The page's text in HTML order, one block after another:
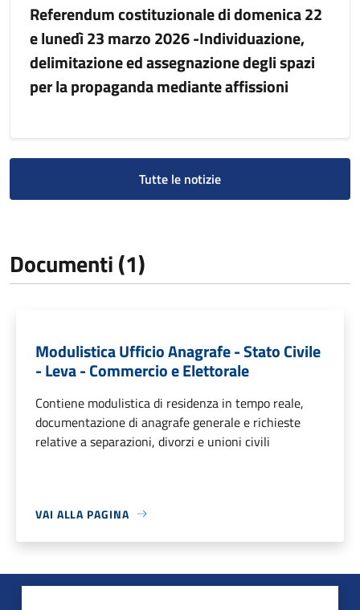
Referendum costituzionale di domenica 22
e lunedì 23 marzo 2026 -Individuazione,
delimitazione ed assegnazione degli spazi
per la propaganda mediante affissioni
Tutte le notizie
Documenti (1)
Modulistica Ufficio Anagrafe - Stato Civile
- Leva - Commercio e Elettorale
Contiene modulistica di residenza in tempo reale,
documentazione di anagrafe generale e richieste
relative a separazioni, divorzi e unioni civili
VAI ALLA PAGINA